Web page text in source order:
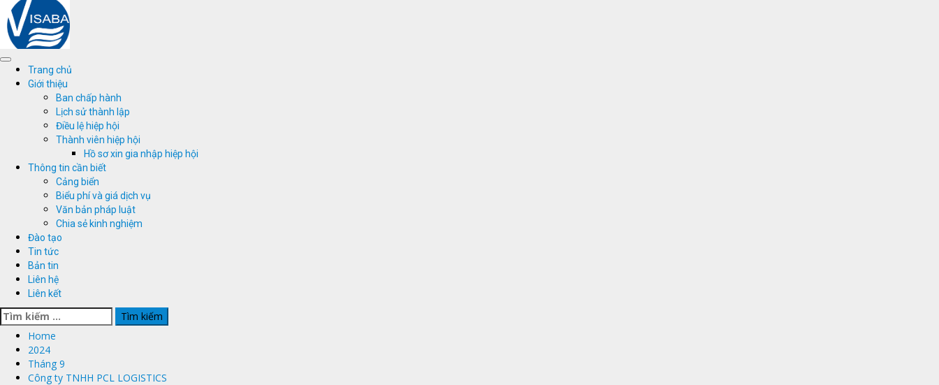
Skip
to
content
Primary
Menu
Trang chủ
Giới thiệu
Ban chấp hành
Lịch sử thành lập
Điều lệ hiệp hội
Thành viên hiệp hội
Hồ sơ xin gia nhập hiệp hội
Thông tin cần biết
Cảng biển
Biểu phí và giá dịch vụ
Văn bản pháp luật
Chia sẻ kinh nghiệm
Đào tạo
Tin tức
Bản tin
Liên hệ
Liên kết
Tìm
kiếm
cho:
Home
2024
Tháng 9
Công ty TNHH PCL LOGISTICS